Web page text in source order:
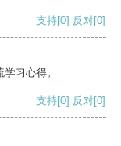
支持[0] 反对[0]
习心得。
支持[0] 反对[0]